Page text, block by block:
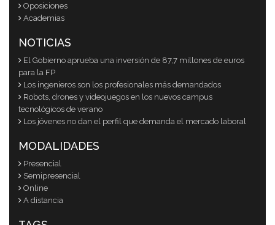
Oposiciones
Academias
NOTICIAS
El Gobierno aprueba una inversión de 87,7 millones de euros
para la FP
Los ingenieros son los profesionales más demandados
Robots, drones y videojuegos en los nuevos campus
tecnológicos de verano
Los jóvenes no dan el perfil que demanda el mercado laboral
MODALIDADES
Presencial
Semipresencial
Online
A distancia